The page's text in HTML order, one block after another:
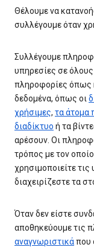
Θέλουμε να
συλλέγουμε όταν
Συλλέγουμε
υπηρεσίες σε
πληροφορίες όπως
δεδομένα, όπως οι
χρήσιμες, τα άτομα
διαδίκτυο ή τα
αρέσουν. Οι
τρόπος με τον
χρησιμοποιείτε
διαχειρίζεστε τα
Όταν δεν είστε
αποθηκεύουμε τις
αναγνωριστικάπου